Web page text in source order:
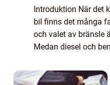
Introduktion När det
bil finns det många
och valet av bränsle
Medan diesel och
på senare år blivit